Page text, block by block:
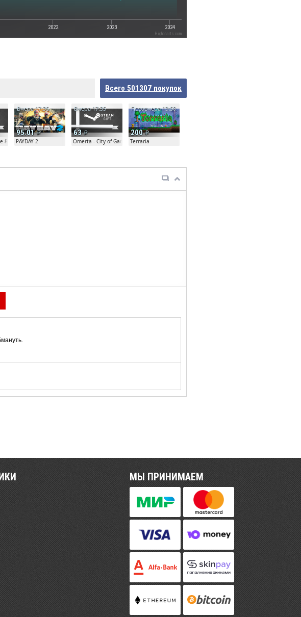
2022 2023 2024
Highcharts.com
Всего 501307 покупок
81804
95.01
Вчера 17:35
PAYDAY 2
63
Вчера 17:35
Omerta - City of Gangsters
200
Позавчера 13:50
Terraria
МЫ ПРИНИМАЕМ